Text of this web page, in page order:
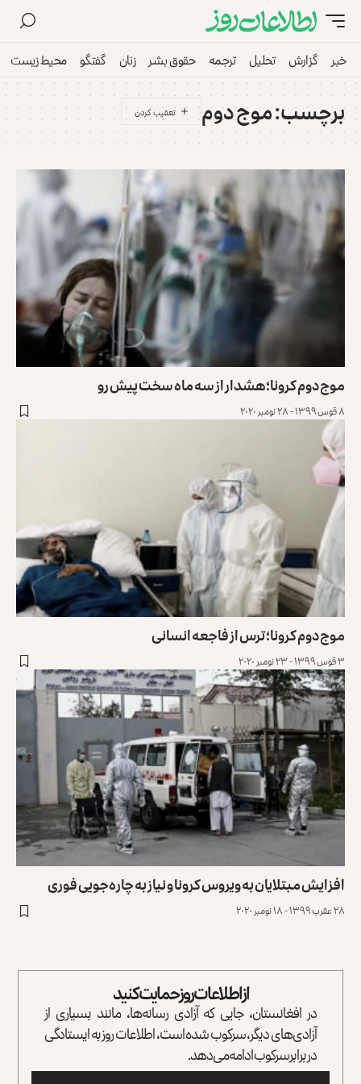
خبر گزارش تحلیل ترجمه حقوق بشر زنان گفتگو محیط زیست
برچسب:موج دوم
موج دوم کرونا؛ هشدار از سه ماه سخت پیش رو
۸ قوس ۱۳۹۹ - ۲۸ نومبر ۲۰۲۰
موج دوم کرونا؛ ترس از فاجعه انسانی
۳ قوس ۱۳۹۹ - ۲۳ نومبر ۲۰۲۰
افزایش مبتلایان به ویروس کرونا و نیاز به چاره‌جویی فوری
۲۸ عقرب ۱۳۹۹ - ۱۸ نومبر ۲۰۲۰
از اطلاعات روز حمایت کنید
در افغانستان، جایی که آزادی رسانه‌ها، مانند بسیاری از
آزادی‌های دیگر، سرکوب شده است، اطلاعات روز به ایستادگی
در برابر سرکوب ادامه می‌دهد.